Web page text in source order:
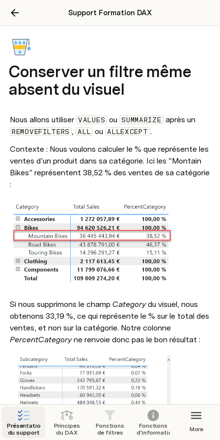
Support Formation DAX
Conserver un filtre même
absent du visuel
Nous allons utiliser VALUES ou SUMMARIZE
REMOVEFILTERS , ALL ou ALLEXCEPT .
Contexte : Nous voulons calculer le % que représente les
ventes d’un produit dans sa catégorie. Ici les “Montain
Bikes” représentent 38,52 % des ventes de sa catégorie
:
Si nous supprimons le champ Category du visuel, nous
obtenons 33,19 %, ce qui représente le % sur le total des
PercentCategory ne renvoie donc pas le bon résultat :
Présentation
du support
Principes
du DAX
Fonctions
de filtres
Fonctions
d'informations
More